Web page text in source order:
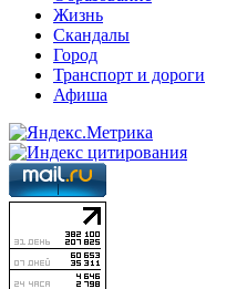
Жизнь
Скандалы
Город
Транспорт и дороги
Афиша